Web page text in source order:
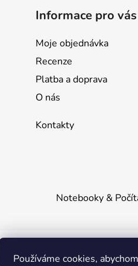
Používáme cookies,
Informace pro vás
Moje objednávka
Recenze
Platba a doprava
O nás
Kontakty
Notebooky &
/ WIZIT.EU. Všechna